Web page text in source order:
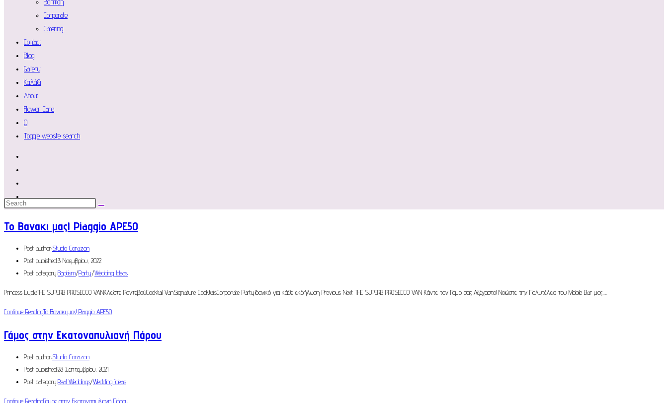
Βάπτιση
Corporate
Catering
Contact
Blog
Gallery
Καλάθι
About
Flower Care
0
Toggle website search
Το Βανακι μας! Piaggio APE50
Post author:Studio Corazon
Post published:3 Νοεμβρίου, 2022
Post category:Baptism/Party/Wedding Ideas
Princess LydiaTHE SUPERB PROSECCO VANΚλείστε ΡαντεβούCocktail VanSignature CocktailsCorporate PartyΙδανικό για κάθε εκδήλωση Previous Next THE SUPERB PROSECCO VAN Κάντε τον Γάμο σας Αξέχαστο! Νοιώστε την Πολυτέλεια του Mobile Bar μας,…
Continue ReadingΤο Βανακι μας! Piaggio APE50
Γάμος στην Εκατοναπυλιανή Πάρου
Post author:Studio Corazon
Post published:28 Σεπτεμβρίου, 2021
Post category:Real Weddings/Wedding Ideas
Continue ReadingΓάμος στην Εκατοναπυλιανή Πάρου